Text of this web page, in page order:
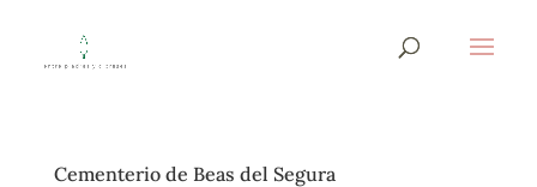
Cementerio de Beas del Segura